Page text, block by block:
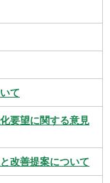
て
要望に関する意見
改善提案について